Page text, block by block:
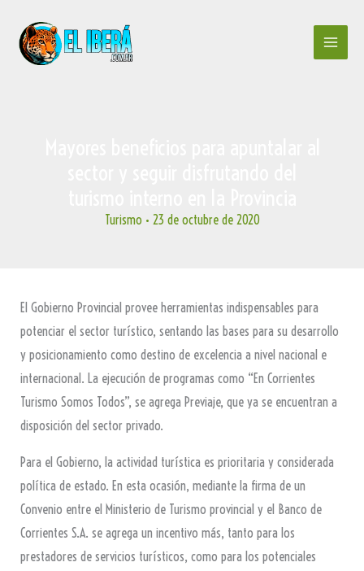
contenido
Turismo• 23 de octubre de 2020
El Gobierno Provincial provee herramientas indispensables para
potenciar el sector turístico, sentando las bases para su desarrollo
y posicionamiento como destino de excelencia a nivel nacional e
internacional. La ejecución de programas como “En Corrientes
Turismo Somos Todos”, se agrega Previaje, que ya se encuentran a
disposición del sector privado.
Para el Gobierno, la actividad turística es prioritaria y considerada
política de estado. En esta ocasión, mediante la firma de un
Convenio entre el Ministerio de Turismo provincial y el Banco de
Corrientes S.A. se agrega un incentivo más, tanto para los
prestadores de servicios turísticos, como para los potenciales